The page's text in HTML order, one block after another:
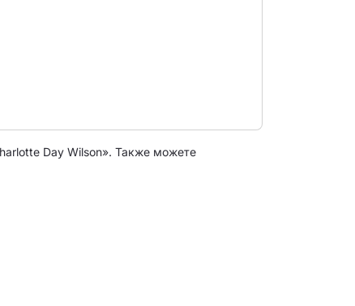
Day Wilson». Также можете